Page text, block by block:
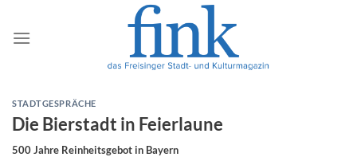
Inhalt
springen
STADTGESPRÄCHE
Die Bierstadt in Feierlaune
500 Jahre Reinheitsgebot in Bayern